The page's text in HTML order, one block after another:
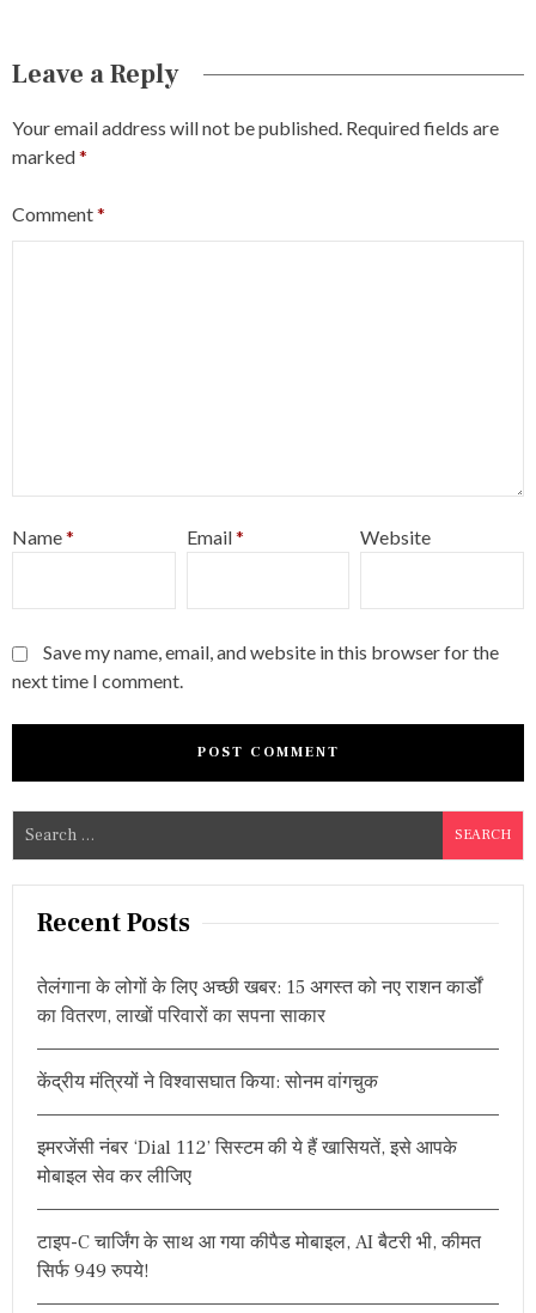
Leave a Reply
Your email address will not be published. Required fields are
marked*
Comment*
Name* Email* Website
Save my name, email, and website in this browser for the
next time I comment.
a
Recent Posts
तेलंगाना के लोगों के लिए अच्छी खबर: 15 अगस्त को नए राशन कार्डों
का वितरण, लाखों परिवारों का सपना साकार
केंद्रीय मंत्रियों ने विश्वासघात किया: सोनम वांगचुक
इमरजेंसी नंबर ‘Dial 112’ सिस्टम की ये हैं खासियतें, इसे आपके
मोबाइल सेव कर लीजिए
टाइप-C चार्जिंग के साथ आ गया कीपैड मोबाइल, AI बैटरी भी, कीमत
सिर्फ 949 रुपये!